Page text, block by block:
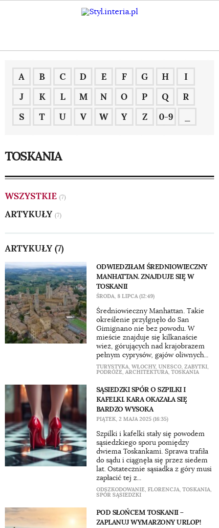
A B C D E F G H
I
J
K L M N O P Q
R
S
T U V W Y Z 0-9
TOSKANIA
WSZYSTKIE (7)
ARTYKUŁY (7)
ARTYKUŁY (7)
ODWIEDZIŁAM ŚREDNIOWIECZNY
MANHATTAN. ZNAJDUJE SIĘ W
TOSKANII
ŚRODA, 8 LIPCA (12:49)
Średniowieczny Manhattan. Takie
określenie przylgnęło do San
Gimignano nie bez powodu. W
mieście znajduje się kilkanaście
wież, górujących nad krajobrazem
pełnym cyprysów, gajów oliwnych...
TURYSTYKA, WŁOCHY, UNESCO, ZABYTKI,
PODRÓŻE, ARCHITEKTURA, TOSKANIA
SĄSIEDZKI SPÓR O SZPILKI I
KAFELKI. KARA OKAZAŁA SIĘ
BARDZO WYSOKA
PIĄTEK, 2 MAJA 2025 (16:35)
Szpilki i kafelki stały się powodem
sąsiedzkiego sporu pomiędzy
dwiema Toskankami. Sprawa trafiła
do sądu i ciągnęła się przez siedem
lat. Ostatecznie sąsiadka z góry musi
zapłacić tej z...
ODSZKODOWANIE, FLORENCJA, TOSKANIA,
SPÓR SĄSIEDZKI
POD SŁOŃCEM TOSKANII –
ZAPLANUJ WYMARZONY URLOP!